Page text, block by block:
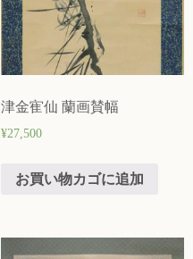
津金寉仙 蘭画賛幅
¥27,500
お買い物カゴに追加